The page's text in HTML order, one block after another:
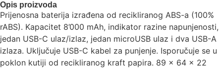
Opis proizvoda
Prijenosna baterija izrađena od recikliranog ABS-a (100%
rABS). Kapacitet 8’000 mAh, indikator razine napunjenosti,
jedan USB-C ulaz/izlaz, jedan microUSB ulaz i dva USB-A
izlaza. Uključuje USB-C kabel za punjenje. Isporučuje se u
poklon kutiji od recikliranog kraft papira. 89 x 64 x 22